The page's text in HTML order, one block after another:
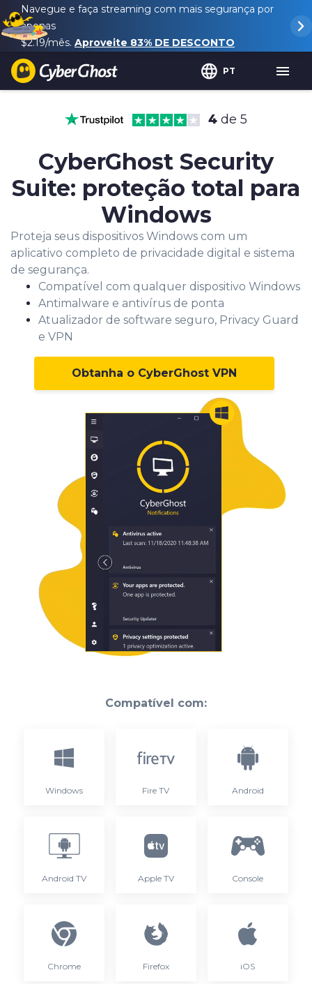
Navegue e faça streaming com mais segurança por
apenas
$2.19/mês. Aproveite 83% DE DESCONTO
PT
4 de 5
CyberGhost Security
Suite: proteção total para
Windows
Proteja seus dispositivos Windows com um
aplicativo completo de privacidade digital e sistema
de segurança.
Compatível com qualquer dispositivo Windows
Antimalware e antivírus de ponta
Atualizador de software seguro, Privacy Guard
e VPN
Obtanha o CyberGhost VPN
Compatível com:
Windows Fire TV Android
Android TV Apple TV Console
Chrome Firefox iOS